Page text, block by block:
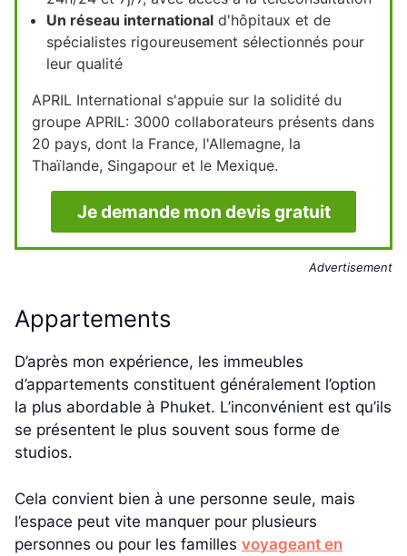
Un réseau international d'hôpitaux et de
spécialistes rigoureusement sélectionnés pour
leur qualité
APRIL International s'appuie sur la solidité du
groupe APRIL: 3000 collaborateurs présents dans
20 pays, dont la France, l'Allemagne, la
Thaïlande, Singapour et le Mexique.
Je demande mon devis gratuit
Advertisement
Appartements
D’après mon expérience, les immeubles
d’appartements constituent généralement l’option
la plus abordable à Phuket. L’inconvénient est qu’ils
se présentent le plus souvent sous forme de
studios.
Cela convient bien à une personne seule, mais
l’espace peut vite manquer pour plusieurs
personnes ou pour les familles voyageant en